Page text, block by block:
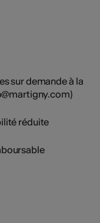
sur demande à la
réduite